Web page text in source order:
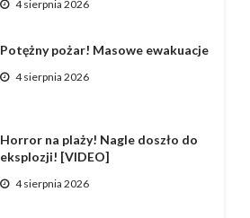
4 sierpnia 2026
Potężny pożar! Masowe ewakuacje
4 sierpnia 2026
Horror na plaży! Nagle doszło do
eksplozji! [VIDEO]
4 sierpnia 2026